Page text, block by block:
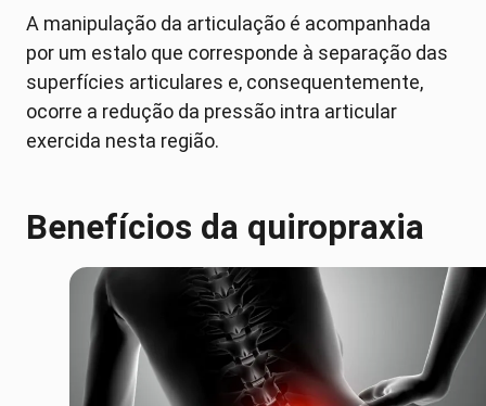
A manipulação da articulação é acompanhada
por um estalo que corresponde à separação das
superfícies articulares e, consequentemente,
ocorre a redução da pressão intra articular
exercida nesta região.
Benefícios da quiropraxia